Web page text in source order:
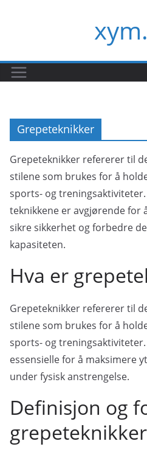
Grepeteknikker
Grepeteknikker refererer til
stilene som brukes for å
sports- og
teknikkene er avgjørende for
sikre sikkerhet og forbedre
kapasiteten.
Hva er
Grepeteknikker refererer til
stilene som brukes for å
sports- og
essensielle for å maksimere
under fysisk anstrengelse.
Definisjon og
grepeteknikker